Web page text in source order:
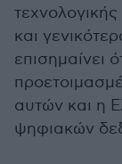
και
επισημαίνει
αυτών και η
ψηφιακών